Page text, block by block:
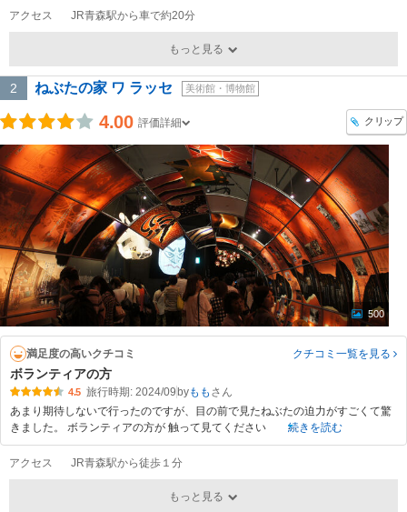
アクセス JR青森駅から車で約20分
もっと見る
2 ねぶたの家 ワ ラッセ 美術館・博物館
4.00 評価詳細 クリップ
500
満足度の高いクチコミ クチコミ一覧を見る
ボランティアの方
4.5 旅行時期: 2024/09 byもも
あまり期待しないで行ったのですが、目の前で見たねぶたの迫力がすごくて驚
きました。 ボランティアの方が 触って見てください
続きを読む
アクセス JR青森駅から徒歩１分
もっと見る